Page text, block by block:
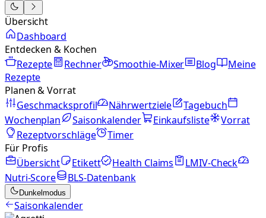
Übersicht
Dashboard
Entdecken & Kochen
Rezepte
Rechner Smoothie-Mixer Blog
Meine
Rezepte
Planen & Vorrat
Geschmacksprofil
Nährwertziele
Tagebuch
Wochenplan
Saisonkalender Einkaufsliste
Vorrat
Rezeptvorschläge
Timer
Für Profis
Übersicht
Etikett Health Claims
LMIV-Check
Nutri-Score
BLS-Datenbank
Dunkelmodus
Saisonkalender